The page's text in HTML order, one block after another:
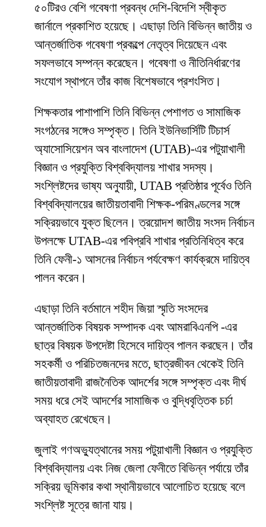
৫০টিরও বেশি গবেষণা প্রবন্ধ দেশি-বিদেশি স্বীকৃত
জার্নালে প্রকাশিত হয়েছে। এছাড়া তিনি বিভিন্ন জাতীয় ও
আন্তর্জাতিক গবেষণা প্রকল্পে নেতৃত্ব দিয়েছেন এবং
সফলভাবে সম্পন্ন করেছেন। গবেষণা ও নীতিনির্ধারণের
সংযোগ স্থাপনে তাঁর কাজ বিশেষভাবে প্রশংসিত।
শিক্ষকতার পাশাপাশি তিনি বিভিন্ন পেশাগত ও সামাজিক
সংগঠনের সঙ্গেও সম্পৃক্ত। তিনি ইউনিভার্সিটি টিচার্স
অ্যাসোসিয়েশন অব বাংলাদেশ (UTAB)-এর পটুয়াখালী
বিজ্ঞান ও প্রযুক্তি বিশ্ববিদ্যালয় শাখার সদস্য।
সংশ্লিষ্টদের ভাষ্য অনুযায়ী, UTAB প্রতিষ্ঠার পূর্বেও তিনি
বিশ্ববিদ্যালয়ের জাতীয়তাবাদী শিক্ষক-পরিমণ্ডলের সঙ্গে
সক্রিয়ভাবে যুক্ত ছিলেন। ত্রয়োদশ জাতীয় সংসদ নির্বাচন
উপলক্ষে UTAB-এর পবিপ্রবি শাখার প্রতিনিধিত্ব করে
তিনি ফেনী-১ আসনের নির্বাচন পর্যবেক্ষণ কার্যক্রমে দায়িত্ব
পালন করেন।
এছাড়া তিনি বর্তমানে শহীদ জিয়া স্মৃতি সংসদের
আন্তর্জাতিক বিষয়ক সম্পাদক এবং আমরাবিএনপি -এর
ছাত্র বিষয়ক উপদেষ্টা হিসেবে দায়িত্ব পালন করছেন। তাঁর
সহকর্মী ও পরিচিতজনদের মতে, ছাত্রজীবন থেকেই তিনি
জাতীয়তাবাদী রাজনৈতিক আদর্শের সঙ্গে সম্পৃক্ত এবং দীর্ঘ
সময় ধরে সেই আদর্শের সামাজিক ও বুদ্ধিবৃত্তিক চর্চা
অব্যাহত রেখেছেন।
জুলাই গণঅভ্যুত্থানের সময় পটুয়াখালী বিজ্ঞান ও প্রযুক্তি
বিশ্ববিদ্যালয় এবং নিজ জেলা ফেনীতে বিভিন্ন পর্যায়ে তাঁর
সক্রিয় ভূমিকার কথা স্থানীয়ভাবে আলোচিত হয়েছে বলে
সংশ্লিষ্ট সূত্রে জানা যায়।